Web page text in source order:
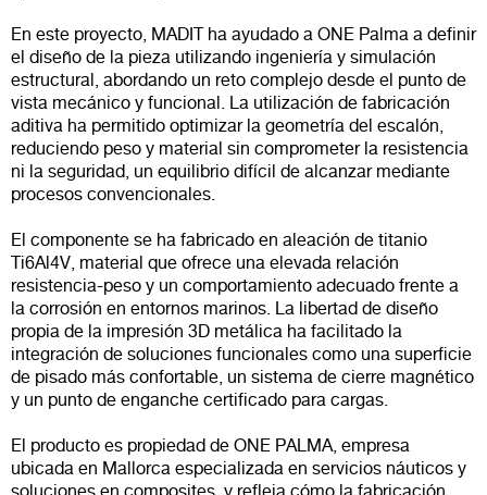
En este proyecto, MADIT ha ayudado a ONE Palma a definir
el diseño de la pieza utilizando ingeniería y simulación
estructural, abordando un reto complejo desde el punto de
vista mecánico y funcional. La utilización de fabricación
aditiva ha permitido optimizar la geometría del escalón,
reduciendo peso y material sin comprometer la resistencia
ni la seguridad, un equilibrio difícil de alcanzar mediante
procesos convencionales.
El componente se ha fabricado en aleación de titanio
Ti6Al4V, material que ofrece una elevada relación
resistencia-peso y un comportamiento adecuado frente a
la corrosión en entornos marinos. La libertad de diseño
propia de la impresión 3D metálica ha facilitado la
integración de soluciones funcionales como una superficie
de pisado más confortable, un sistema de cierre magnético
y un punto de enganche certificado para cargas.
El producto es propiedad de ONE PALMA, empresa
ubicada en Mallorca especializada en servicios náuticos y
soluciones en composites, y refleja cómo la fabricación